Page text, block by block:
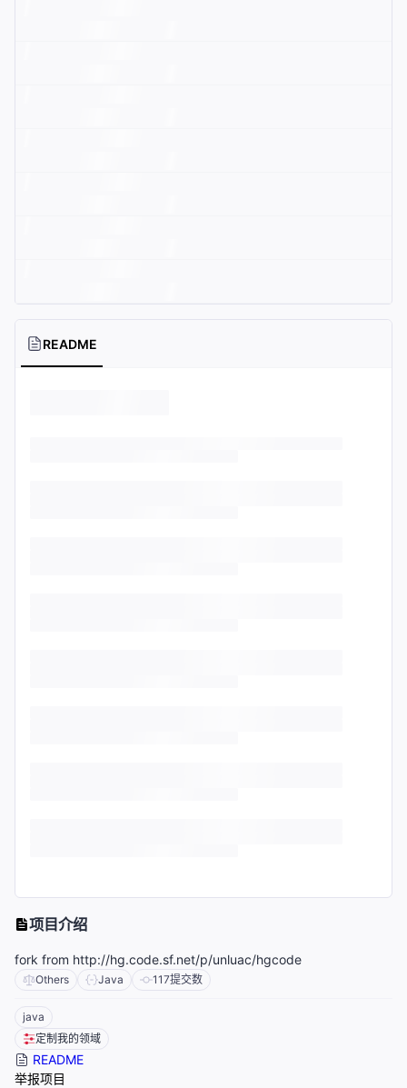
README
项目介绍
fork from http://hg.code.sf.net/p/unluac/hgcode
Others Java 117提交数
java
定制我的领域
README
举报项目